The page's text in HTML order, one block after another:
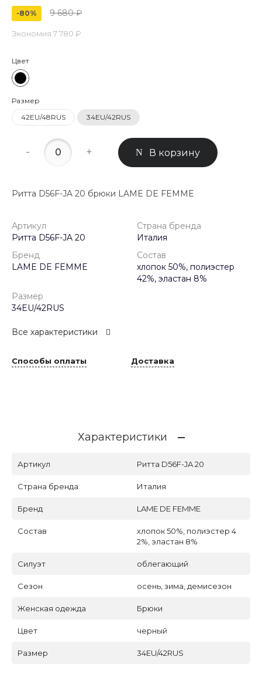
-80% 9 680 ₽
Экономия 7 780 ₽
Цвет
Размер
42EU/48RUS
34EU/42RUS
- + В корзину
Ритта D56F-JA 20 брюки LAME DE FEMME
Артикул
Ритта D56F-JA 20
Страна бренда
Италия
Бренд
LAME DE FEMME
Состав
хлопок 50%, полиэстер
42%, эластан 8%
Размер
34EU/42RUS
Все характеристики
Способы оплаты Доставка
Характеристики
Артикул Ритта D56F-JA 20
Страна бренда Италия
Бренд LAME DE FEMME
Состав
хлопок 50%, полиэстер 4
2%, эластан 8%
Силуэт облегающий
Сезон осень, зима, демисезон
Женская одежда Брюки
Цвет черный
Размер 34EU/42RUS